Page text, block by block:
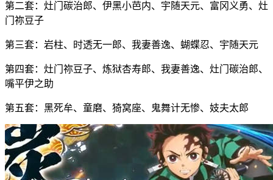
第二套：灶门碳治郎、伊黑小芭内、宇随天元、富冈义勇、灶
门祢豆子
第三套：岩柱、时透无一郎、我妻善逸、蝴蝶忍、宇随天元
第四套：灶门祢豆子、炼狱杏寿郎、我妻善逸、灶门碳治郎、
嘴平伊之助
第五套：黑死牟、童磨、猗窝座、鬼舞计无惨、妓夫太郎